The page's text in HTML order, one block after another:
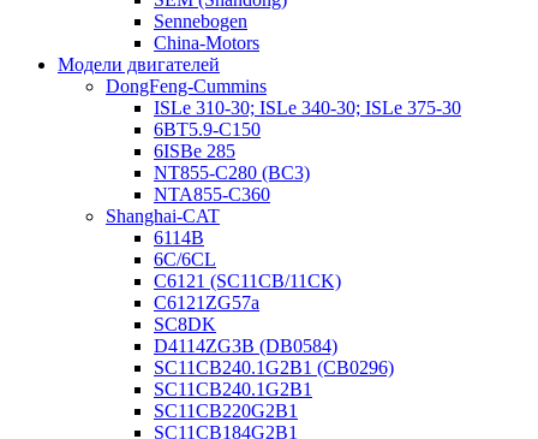
Sennebogen
China-Motors
Модели двигателей
DongFeng-Cummins
ISLe 310-30; ISLe 340-30; ISLe 375-30
6BT5.9-C150
6ISBe 285
NT855-C280 (BC3)
NTA855-C360
Shanghai-CAT
6114B
6C/6CL
C6121 (SC11CB/11CK)
C6121ZG57a
SC8DK
D4114ZG3B (DB0584)
SC11CB240.1G2B1 (CB0296)
SC11CB240.1G2B1
SC11CB220G2B1
SC11CB184G2B1